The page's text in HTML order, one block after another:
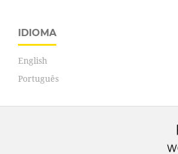
IDIOMA
English
Português